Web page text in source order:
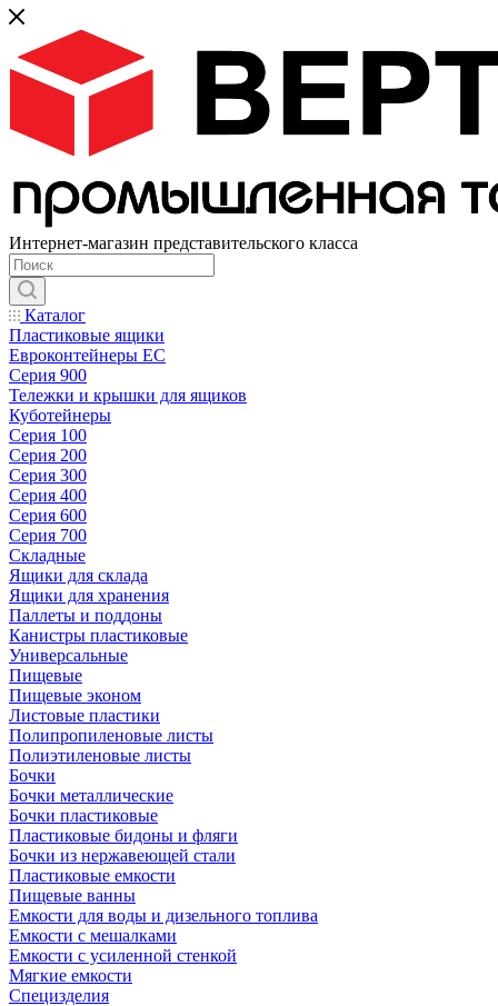
Интернет-магазин представительского класса
Каталог
Пластиковые ящики
Евроконтейнеры ЕС
Серия 900
Тележки и крышки для ящиков
Куботейнеры
Серия 100
Серия 200
Серия 300
Серия 400
Серия 600
Серия 700
Складные
Ящики для склада
Ящики для хранения
Паллеты и поддоны
Канистры пластиковые
Универсальные
Пищевые
Пищевые эконом
Листовые пластики
Полипропиленовые листы
Полиэтиленовые листы
Бочки
Бочки металлические
Бочки пластиковые
Пластиковые бидоны и фляги
Бочки из нержавеющей стали
Пластиковые емкости
Пищевые ванны
Емкости для воды и дизельного топлива
Емкости с мешалками
Емкости с усиленной стенкой
Мягкие емкости
Специзделия